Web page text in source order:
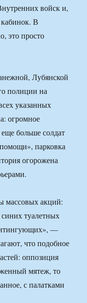
войск и,
В
это просто
Лубянской
полиции на
указанных
огромное
больше солдат
парковка
огорожена
массовых акций:
туалетных
—
что подобное
оппозиция
мятеж, то
с палатками